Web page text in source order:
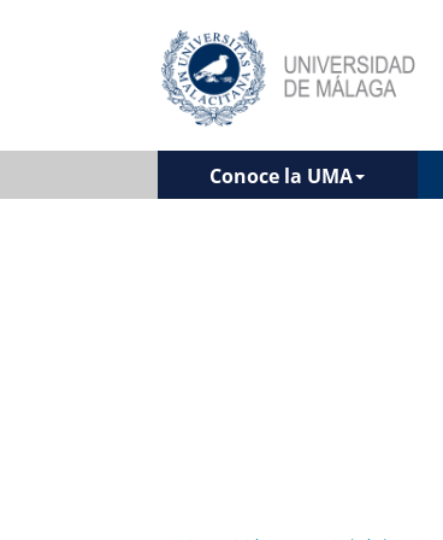
Conoce la UMA